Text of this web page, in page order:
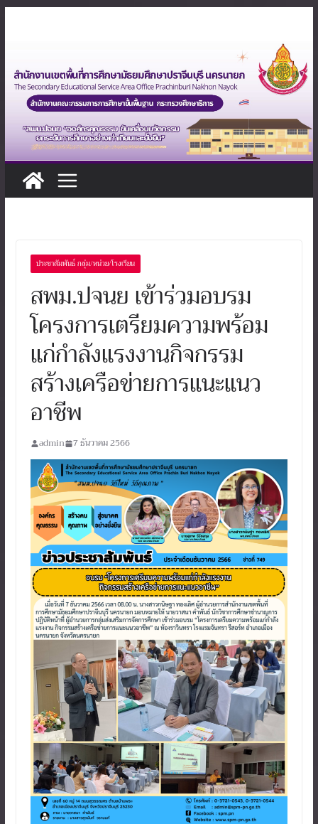
ประชาสัมพันธ์ กลุ่ม/หน่วย/โรงเรียน
สพม.ปจนย เข้าร่วมอบรม
โครงการเตรียมความพร้อม
แก่กำลังแรงงานกิจกรรม
สร้างเครือข่ายการแนะแนว
อาชีพ
admin 7 ธันวาคม 2566